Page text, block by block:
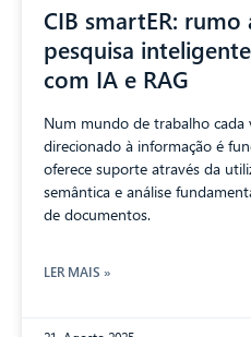
CIB smartER:
pesquisa
com IA e RAG
Num mundo de trabalho cada
direcionado à informação é
oferece suporte através da
semântica e análise
de documentos.
LER MAIS »